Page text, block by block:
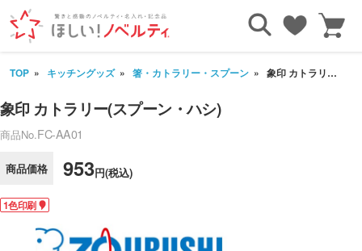
TOP キッチングッズ 箸・カトラリー・スプーン 象印 カトラリー(スプーン・ハシ)
象印 カトラリー(スプーン・ハシ)
商品No.FC-AA01
商品価格 953円(税込)
1色印刷